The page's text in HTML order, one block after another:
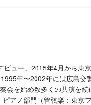
ュー。2015年4月から東
年〜2002年には広島交
会を始め数多くの共演を
アノ部門（管弦楽：東京